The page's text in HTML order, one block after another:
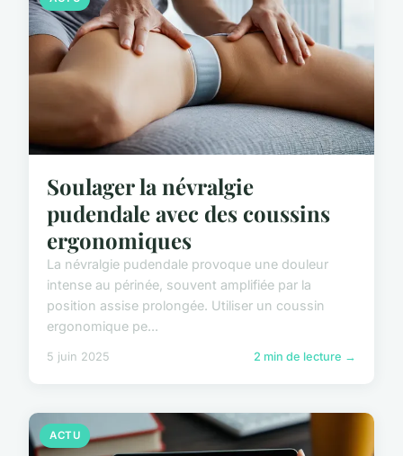
Soulager la névralgie
pudendale avec des coussins
ergonomiques
La névralgie pudendale provoque une douleur
intense au périnée, souvent amplifiée par la
position assise prolongée. Utiliser un coussin
ergonomique pe...
5 juin 2025 2 min de lecture →
ACTU